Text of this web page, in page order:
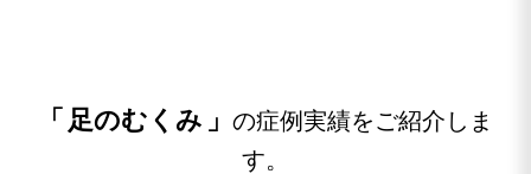
足のむくみ
の症例実績をご紹介しま
す。